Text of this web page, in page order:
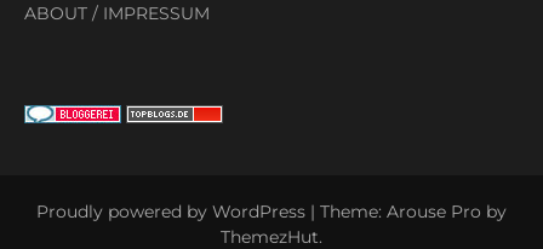
ABOUT / IMPRESSUM
Proudly powered by WordPress | Theme: Arouse Pro by
ThemezHut.